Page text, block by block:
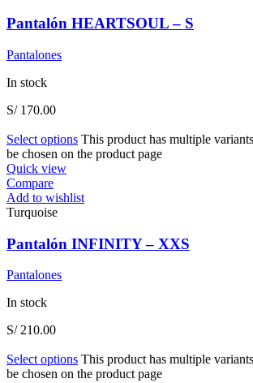
Pantalón HEARTSOUL – S
Pantalones
In stock
S/170.00
Select options This product has multiple
be chosen on the product page
Quick view
Compare
Add to wishlist
Turquoise
Pantalón INFINITY – XXS
Pantalones
In stock
S/210.00
Select options This product has multiple
be chosen on the product page